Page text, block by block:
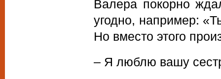
Валера покорно
угодно, например:
Но вместо этого
– Я люблю вашу